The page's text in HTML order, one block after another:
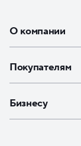
О компании
Покупателям
Бизнесу